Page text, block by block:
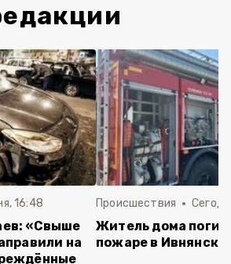
16:48
«Свыше
на
Происшествия
Житель дома погиб
пожаре в